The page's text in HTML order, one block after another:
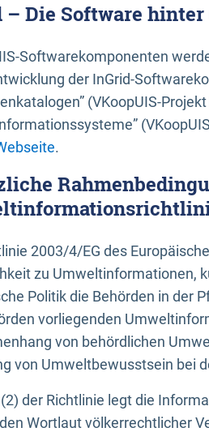
– Die Software hinter
Softwarekomponenten
der InGrid-
(VKoopUIS-
.
2003/4/EG des
zu Umweltinformationen,
Politik die Behörden in der
vorliegenden
von behördlichen
von Umweltbewusstsein bei
der Richtlinie legt die
Wortlaut völkerrechtlicher